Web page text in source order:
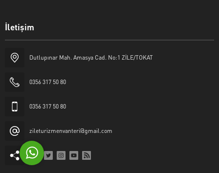
İletişim
Dutlupınar Mah. Amasya Cad. No:1 ZİLE/TOKAT
0356 317 50 80
0356 317 50 80
zileturizmenvanteri@gmail.com